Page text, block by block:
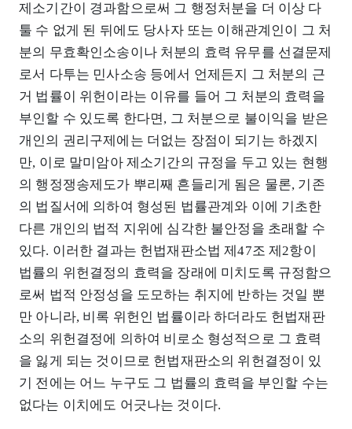
제소기간이 경과함으로써 그 행정처분을 더 이상 다
툴 수 없게 된 뒤에도 당사자 또는 이해관계인이 그 처
분의 무효확인소송이나 처분의 효력 유무를 선결문제
로서 다투는 민사소송 등에서 언제든지 그 처분의 근
거 법률이 위헌이라는 이유를 들어 그 처분의 효력을
부인할 수 있도록 한다면, 그 처분으로 불이익을 받은
개인의 권리구제에는 더없는 장점이 되기는 하겠지
만, 이로 말미암아 제소기간의 규정을 두고 있는 현행
의 행정쟁송제도가 뿌리째 흔들리게 됨은 물론, 기존
의 법질서에 의하여 형성된 법률관계와 이에 기초한
다른 개인의 법적 지위에 심각한 불안정을 초래할 수
있다. 이러한 결과는 헌법재판소법 제47조 제2항이
법률의 위헌결정의 효력을 장래에 미치도록 규정함으
로써 법적 안정성을 도모하는 취지에 반하는 것일 뿐
만 아니라, 비록 위헌인 법률이라 하더라도 헌법재판
소의 위헌결정에 의하여 비로소 형성적으로 그 효력
을 잃게 되는 것이므로 헌법재판소의 위헌결정이 있
기 전에는 어느 누구도 그 법률의 효력을 부인할 수는
없다는 이치에도 어긋나는 것이다.